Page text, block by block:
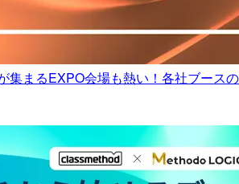
集まるEXPO会場も熱い！各社ブース